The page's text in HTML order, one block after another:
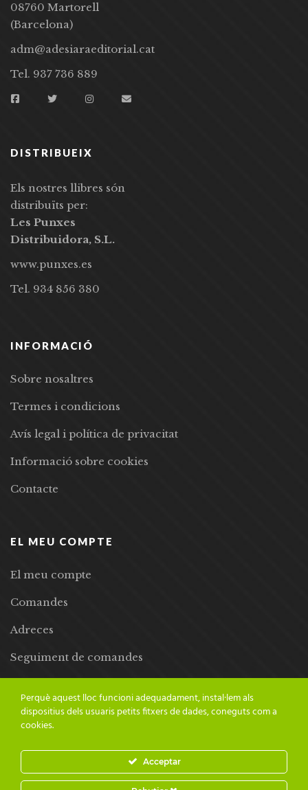
08760 Martorell
(Barcelona)
adm@adesiaraeditorial.cat
Tel. 937 736 889
DISTRIBUEIX
Els nostres llibres són
distribuïts per:
Les Punxes
Distribuidora, S.L.
www.punxes.es
Tel. 934 856 380
INFORMACIÓ
Sobre nosaltres
Termes i condicions
Avís legal i política de privacitat
Informació sobre cookies
Contacte
EL MEU COMPTE
El meu compte
Comandes
Adreces
Seguiment de comandes
© 2024 Adesiara Editorial | Tots els drets reservats | Preus amb
Perquè aquest lloc funcioni adequadament, instal·lem als
dispositius dels usuaris petits fitxers de dades, coneguts com a
cookies.
Acceptar